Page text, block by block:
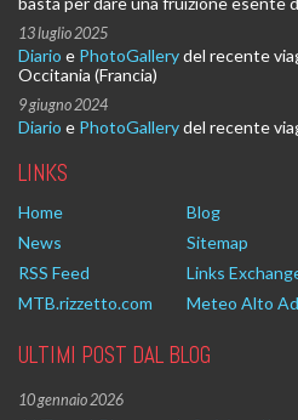
13 luglio 2025
Diario e PhotoGallerydel recente
Occitania (Francia)
9 giugno 2024
Diario e PhotoGallerydel recente
LINKS
Home Blog
News
Sitemap
RSS Feed
Links
MTB.rizzetto.com
Meteo Alto
ULTIMI POST DAL BLOG
10 gennaio 2026